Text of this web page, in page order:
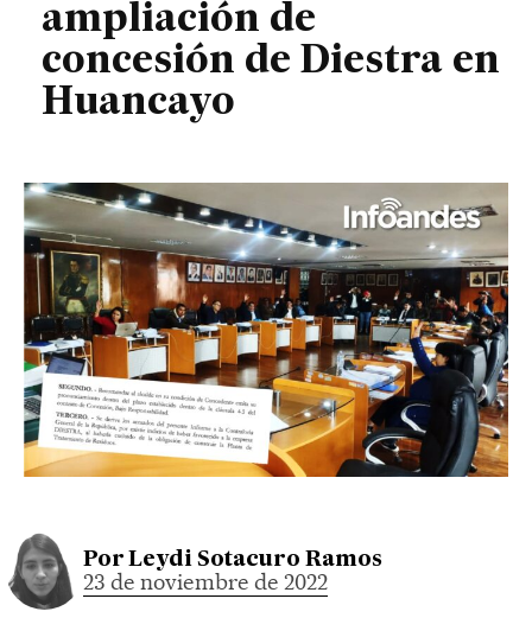
ampliación de
concesión de Diestra en
Huancayo
Por Leydi Sotacuro Ramos
23 de noviembre de 2022